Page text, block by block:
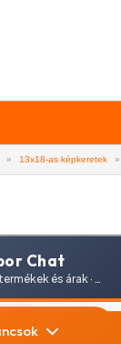
» 13x18-as képkeretek »